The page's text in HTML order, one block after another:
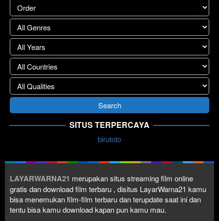
SITUS TERPERCAYA
birutoto
LAYARWARNA21 merupakan situs streaming film online
gratis dan download film terbaru , disitus LayarWarna21 kamu
bisa menemukan film-film terbaru dan terupdate saat ini dan
tentu bisa kamu download kapan pun kamu mau.